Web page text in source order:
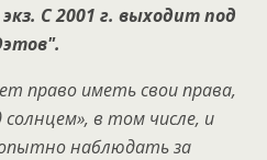
С 2001 г. выходит под
право иметь свои права,
в том числе, и
наблюдать за